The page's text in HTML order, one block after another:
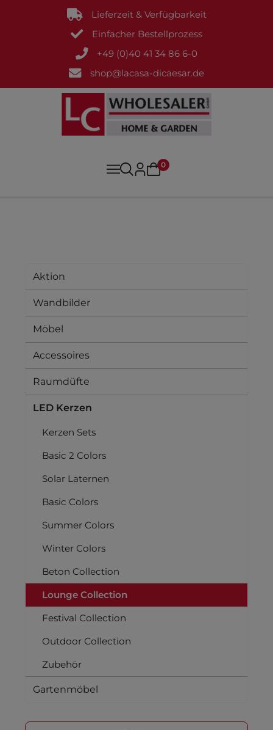
Lieferzeit & Verfügbarkeit
Einfacher Bestellprozess
+49 (0)40 41 34 86 6-0
shop@lacasa-dicaesar.de
0
Aktion
Wandbilder
Möbel
Accessoires
Raumdüfte
LED Kerzen
Kerzen Sets
Basic 2 Colors
Solar Laternen
Basic Colors
Summer Colors
Winter Colors
Beton Collection
Lounge Collection
Festival Collection
Outdoor Collection
Zubehör
Gartenmöbel